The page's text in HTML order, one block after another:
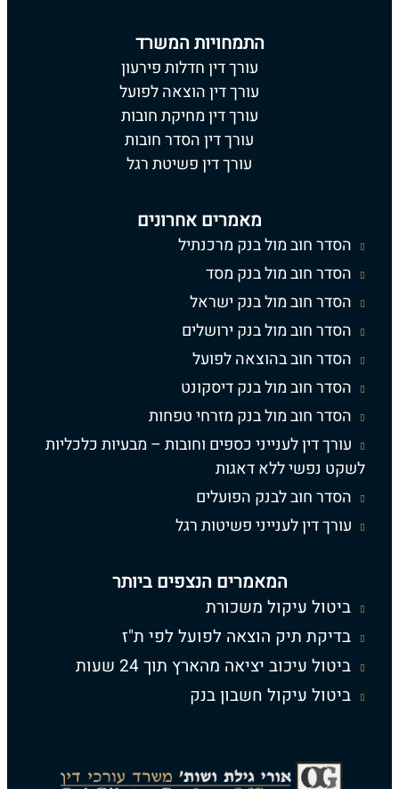
התמחויות המשרד
עורך דין חדלות פירעון
עורך דין הוצאה לפועל
עורך דין מחיקת חובות
עורך דין הסדר חובות
עורך דין פשיטת רגל
מאמרים אחרונים
הסדר חוב מול בנק מרכנתיל
הסדר חוב מול בנק מסד
הסדר חוב מול בנק ישראל
הסדר חוב מול בנק ירושלים
הסדר חוב בהוצאה לפועל
הסדר חוב מול בנק דיסקונט
הסדר חוב מול בנק מזרחי טפחות
עורך דין לענייני כספים וחובות – מבעיות כלכליות
לשקט נפשי ללא דאגות
הסדר חוב לבנק הפועלים
עורך דין לענייני פשיטות רגל
המאמרים הנצפים ביותר
ביטול עיקול משכורת
בדיקת תיק הוצאה לפועל לפי ת"ז
ביטול עיכוב יציאה מהארץ תוך 24 שעות
ביטול עיקול חשבון בנק